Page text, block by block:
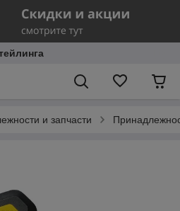
и запчасти